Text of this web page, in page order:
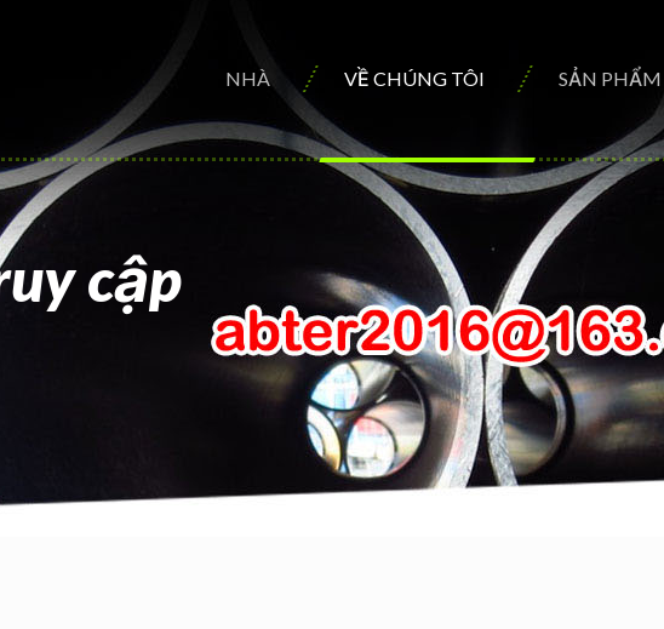
NHÀ VỀ CHÚNG TÔI SẢN PHẨM
cập